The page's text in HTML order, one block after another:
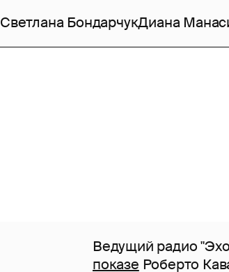
Светлана БондарчукДиана
Ведущий радио
показе Роберто